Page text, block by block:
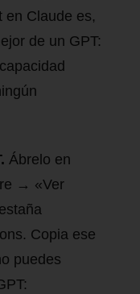
en Claude es,
de un GPT:
Ábrelo en
→ «Ver
Copia ese
puedes